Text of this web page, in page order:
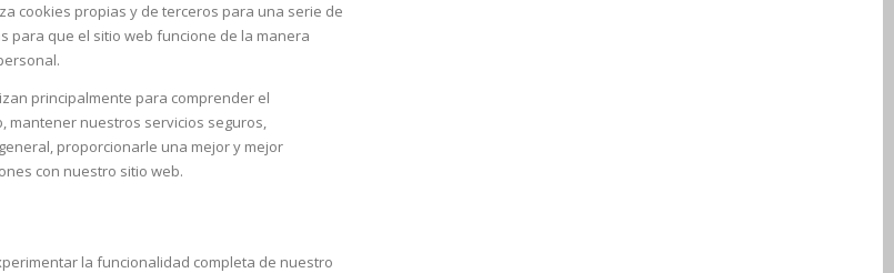
cookies propias y de terceros para una serie de
para que el sitio web funcione de la manera
principalmente para comprender el
mantener nuestros servicios seguros,
proporcionarle una mejor y mejor
con nuestro sitio web.
la funcionalidad completa de nuestro